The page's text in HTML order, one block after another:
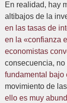
En realidad, hay
altibajos de la
en las tasas de
en la «confianza
economistas
consecuencia,
fundamental bajo
movimiento de
ello es muy